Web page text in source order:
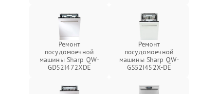
Ремонт
посудомоечной
машины Sharp QW-
GD52I472XDE
Ремонт
посудомоечной
машины Sharp QW-
GS52I452X-DE